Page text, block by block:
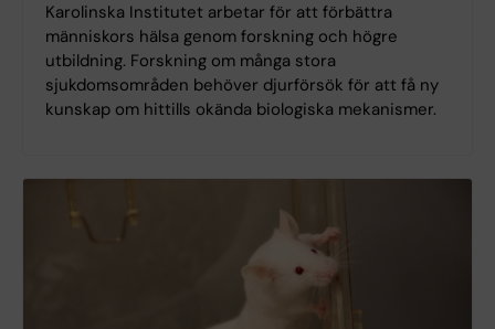
Karolinska Institutet arbetar för att förbättra
människors hälsa genom forskning och högre
utbildning. Forskning om många stora
sjukdomsområden behöver djurförsök för att få ny
kunskap om hittills okända biologiska mekanismer.